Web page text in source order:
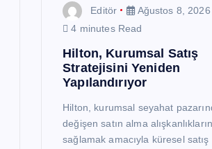
Editör
Ağustos 8, 2026
4 minutes Read
Hilton, Kurumsal Satış
Stratejisini Yeniden
Yapılandırıyor
Hilton, kurumsal seyahat
değişen satın alma
sağlamak amacıyla küresel satış